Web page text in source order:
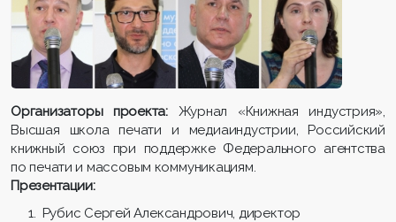
Организаторы проекта: Журнал «Книжная индустрия»,
Высшая школа печати и медиаиндустрии, Российский
книжный союз при поддержке Федерального агентства
по печати и массовым коммуникациям.
Презентации:
Рубис Сергей Александрович, директор